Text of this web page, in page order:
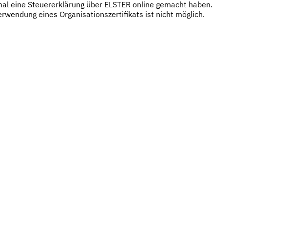
eine Steuererklärung über ELSTER online gemacht haben.
eines Organisationszertifikats ist nicht möglich.